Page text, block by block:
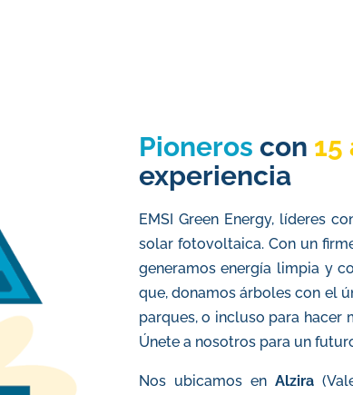
Pioneros con 15
experiencia
EMSI Green Energy, líderes
solar fotovoltaica. Con un
generamos energía limpia y
que, donamos árboles con el
parques, o incluso para hacer
Únete a nosotros para un
Nos ubicamos en Alzira